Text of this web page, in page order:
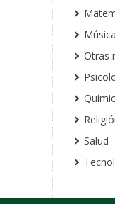
Música
Otras
Salud